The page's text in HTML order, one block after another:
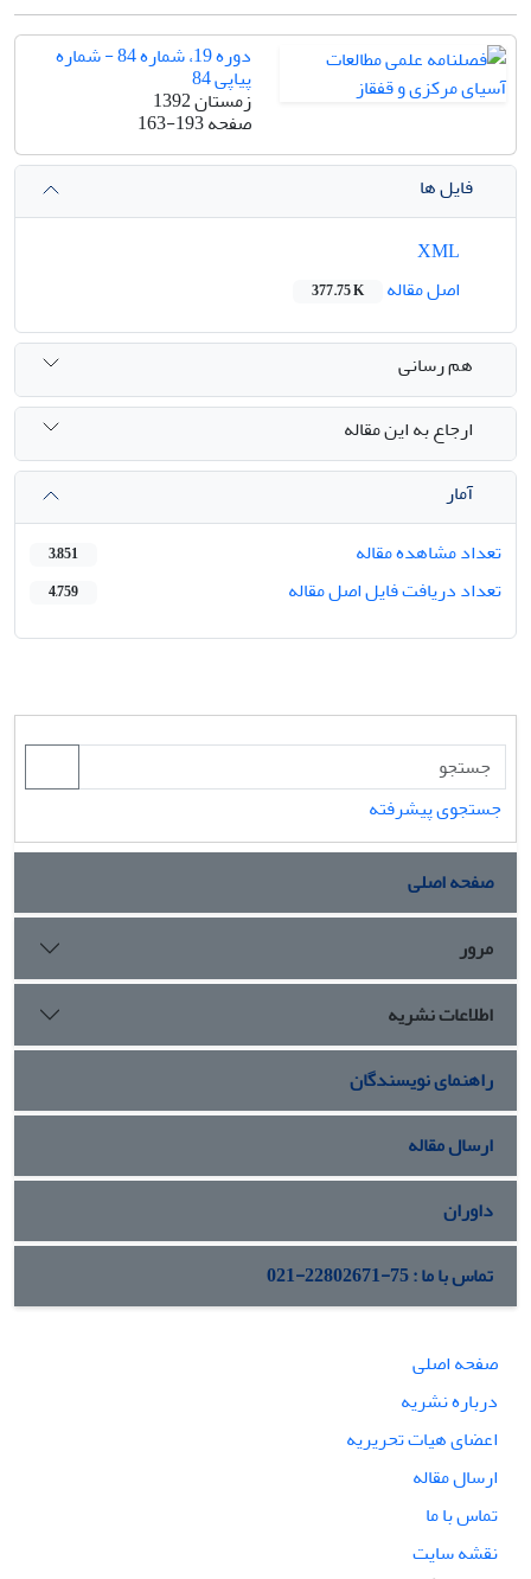
دوره 19، شماره 84 - شماره
پیاپی 84
زمستان 1392
صفحه163-193
فایل ها
اصل مقاله
377.75 K
هم رسانی
ارجاع به این مقاله
آمار
تعداد مشاهده مقاله
3,851
تعداد دریافت فایل اصل مقاله 4,759
جستجوی پیشرفته
صفحه اصلی
مرور
اطلاعات نشریه
راهنمای نویسندگان
ارسال مقاله
داوران
تماس با ما : 75-22802671-021
صفحه اصلی
درباره نشریه
اعضای هیات تحریریه
ارسال مقاله
تماس با ما
نقشه سایت